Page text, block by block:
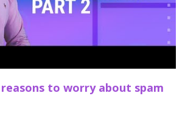
reasons to worry about spam